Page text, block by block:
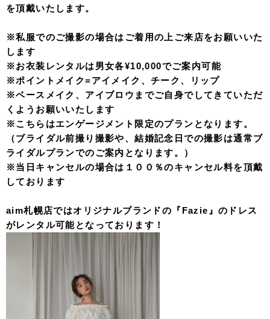
を頂戴いたします。
※私服でのご撮影の場合はご着用の上ご来店をお願いいた
します
※お衣装レンタルは男女各¥10,000でご案内可能
※ポイントメイク=アイメイク、チーク、リップ
※ベースメイク、アイブロウまでご自身でしてきていただ
くようお願いいたします
※こちらはエンゲージメント限定のプランとなります。
（ブライダル前撮り撮影や、結婚記念日での撮影は通常ブ
ライダルプランでのご案内となります。）
※当日キャンセルの場合は１００％のキャンセル料を頂戴
しております
aim札幌店ではオリジナルブランドの『Fazie』のドレス
がレンタル可能となっております！